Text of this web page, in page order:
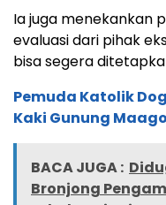
Ia juga menekankan
evaluasi dari pihak
bisa segera
Pemuda Katolik
Kaki Gunung Maago
BACA JUGA :
Bronjong